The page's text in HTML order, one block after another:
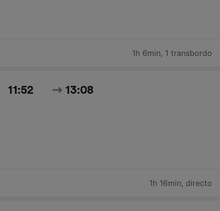
1h 6min, 1 transbordo
11:52 13:08
1h 16min, directo